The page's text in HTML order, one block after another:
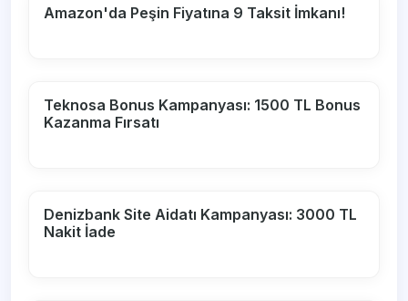
Amazon'da Peşin Fiyatına 9 Taksit İmkanı!
Teknosa Bonus Kampanyası: 1500 TL Bonus
Kazanma Fırsatı
Denizbank Site Aidatı Kampanyası: 3000 TL
Nakit İade